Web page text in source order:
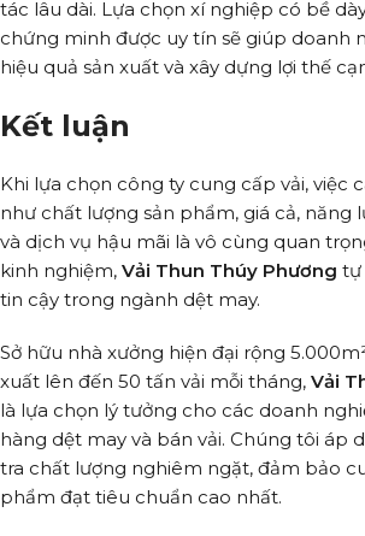
tác lâu dài. Lựa chọn xí nghiệp có bề
chứng minh được uy tín sẽ giúp doanh
hiệu quả sản xuất và xây dựng lợi thế
Kết luận
Khi lựa chọn công ty cung cấp vải, việc
như chất lượng sản phẩm, giá cả, năng
và dịch vụ hậu mãi là vô cùng quan
kinh nghiệm, Vải Thun Thúy Phương tự
tin cậy trong ngành dệt may.
Sở hữu nhà xưởng hiện đại rộng
xuất lên đến 50 tấn vải mỗi tháng, Vải
là lựa chọn lý tưởng cho các doanh
hàng dệt may và bán vải. Chúng tôi áp
tra chất lượng nghiêm ngặt, đảm bảo
phẩm đạt tiêu chuẩn cao nhất.